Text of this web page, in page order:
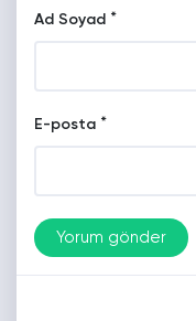
Ad Soyad *
E-posta *